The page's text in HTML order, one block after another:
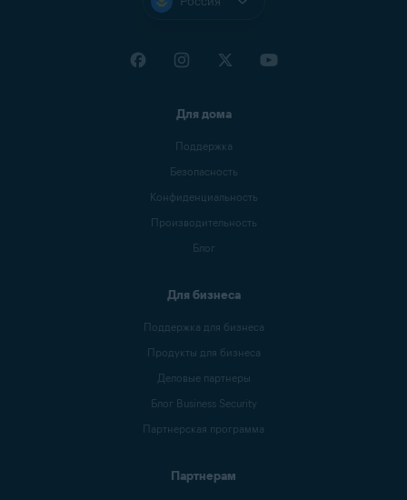
Для дома
Поддержка
Безопасность
Конфиденциальность
Производительность
Блог
Для бизнеса
Поддержка для бизнеса
Продукты для бизнеса
Деловые партнеры
Блог Business Security
Партнерская программа
Партнерам